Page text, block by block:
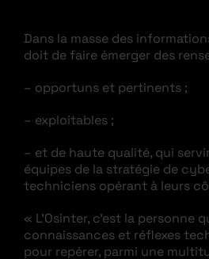
Dans la masse des
doit de faire émerger des
– opportuns et pertinents ;
– exploitables ;
– et de haute qualité, qui
équipes de la stratégie de
techniciens opérant à leurs
« L’Osinter, c’est la personne
connaissances et réflexes
pour repérer, parmi une